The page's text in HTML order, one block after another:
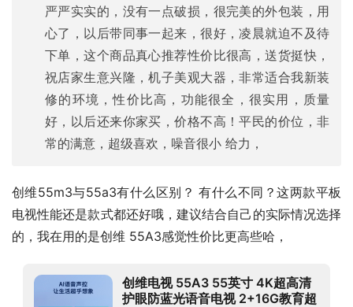
严严实实的，没有一点破损，很完美的外包装，用
心了，以后带同事一起来，很好，凌晨就迫不及待
下单，这个商品真心推荐性价比很高，送货挺快，
祝店家生意兴隆，机子美观大器，非常适合我新装
修的环境，性价比高，功能很全，很实用，质量
好，以后还来你家买，价格不高！平民的价位，非
常的满意，超级喜欢，噪音很小 给力，
创维55m3与55a3有什么区别？ 有什么不同？这两款平板
电视性能还是款式都还好哦，建议结合自己的实际情况选择
的，我在用的是创维 55A3感觉性价比更高些哈，
创维电视 55A3 55英寸 4K超高清
护眼防蓝光语音电视 2+16G教育超